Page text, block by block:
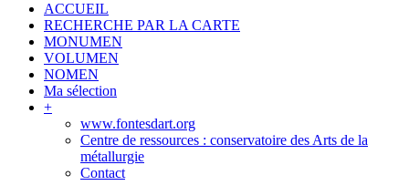
ACCUEIL
RECHERCHE PAR LA CARTE
MONUMEN
VOLUMEN
NOMEN
Ma sélection
+
www.fontesdart.org
Centre de ressources : conservatoire des Arts de la
métallurgie
Contact